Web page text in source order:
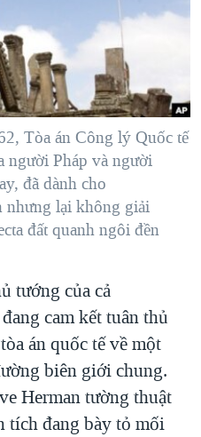
DẢI GAZA
'BÊN THẮNG CUỘC'
TẠI VIỆT NAM
PHỦ VIỆT NAM
TRỘM HẢI SÂM
TỪ NÔNG THÔN MỸ
Tòa án Công lý Quốc tế
người Pháp và người
đã dành cho
nhưng lại không giải
đất quanh ngôi đền
tướng của cả
cam kết tuân thủ
án quốc tế về một
biên giới chung.
Herman tường thuật
tích đang bày tỏ mối